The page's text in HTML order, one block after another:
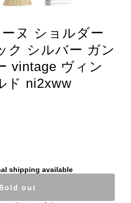
ヌ ショルダー
ク シルバー ガン
vintage ヴィン
ド ni2xww
shipping available
out